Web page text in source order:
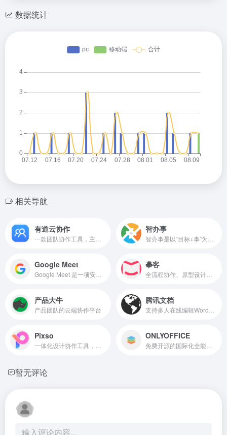
数据统计
相关导航
有道云协作 智办事
Google Meet 摹客
产品大牛
产品团队的云端协作平台
腾讯文档
Pixso ONLYOFFICE
暂无评论